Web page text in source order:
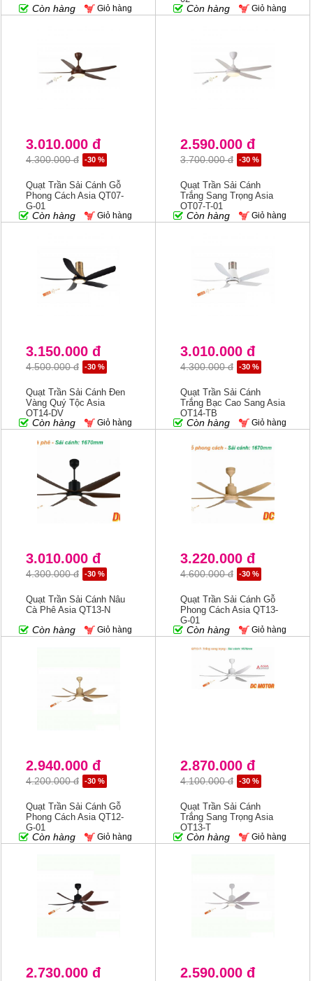
Còn hàng Giỏ hàng Còn hàng Giỏ hàng
3.010.000 đ
4.300.000 đ -30 %
Quạt Trần Sải Cánh Gỗ
Phong Cách Asia QT07-
G-01
Còn hàng Giỏ hàng
2.590.000 đ
3.700.000 đ -30 %
Quạt Trần Sải Cánh
Trắng Sang Trọng Asia
QT07-T-01
Còn hàng Giỏ hàng
3.150.000 đ
4.500.000 đ -30 %
Quạt Trần Sải Cánh Đen
Vàng Quý Tộc Asia
QT14-DV
Còn hàng Giỏ hàng
3.010.000 đ
4.300.000 đ -30 %
Quạt Trần Sải Cánh
Trắng Bạc Cao Sang Asia
QT14-TB
Còn hàng Giỏ hàng
3.010.000 đ
4.300.000 đ -30 %
Quạt Trần Sải Cánh Nâu
Cà Phê Asia QT13-N
Còn hàng Giỏ hàng
3.220.000 đ
4.600.000 đ -30 %
Quạt Trần Sải Cánh Gỗ
Phong Cách Asia QT13-
G-01
Còn hàng Giỏ hàng
2.940.000 đ
4.200.000 đ -30 %
Quạt Trần Sải Cánh Gỗ
Phong Cách Asia QT12-
G-01
Còn hàng Giỏ hàng
2.870.000 đ
4.100.000 đ -30 %
Quạt Trần Sải Cánh
Trắng Sang Trọng Asia
QT13-T
Còn hàng Giỏ hàng
2.730.000 đ 2.590.000 đ